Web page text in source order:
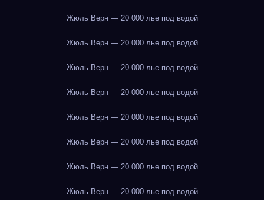
Жюль Верн — 20 000 лье под водой
Жюль Верн — 20 000 лье под водой
Жюль Верн — 20 000 лье под водой
Жюль Верн — 20 000 лье под водой
Жюль Верн — 20 000 лье под водой
Жюль Верн — 20 000 лье под водой
Жюль Верн — 20 000 лье под водой
Жюль Верн — 20 000 лье под водой